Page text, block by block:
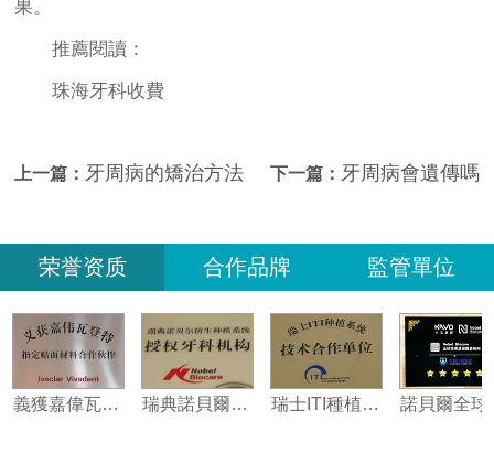
果。
推薦閱讀：
珠海牙科收費
上一篇： 牙周病的矯治方法 下一篇： 牙周病會遺傳嗎
荣誉资质 合作品牌 監管單位